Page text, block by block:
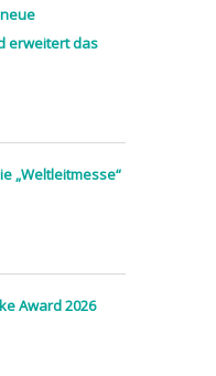
neue
erweitert das
„Weltleitmesse“
Award 2026